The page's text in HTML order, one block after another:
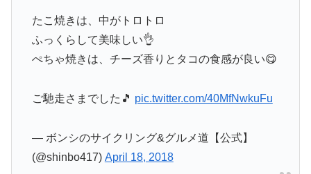
たこ焼きは、中がトロトロ
ふっくらして美味しい👌
ぺちゃ焼きは、チーズ香りとタコの食感が良い😋
ご馳走さまでした🎵 pic.twitter.com/40MfNwkuFu
— ボンシのサイクリング&グルメ道【公式】
(@shinbo417) April 18, 2018